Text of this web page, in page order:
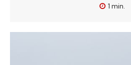
1 min.